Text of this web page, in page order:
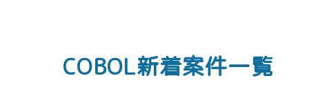
COBOL新着案件一覧